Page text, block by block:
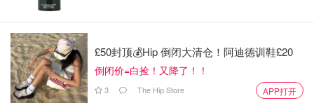
图片来自于@Extrabux，版权属于原作者
£50封顶💰Hip 倒闭大清仓！阿迪德训鞋£20
倒闭价=白捡！又降了！！
3 The Hip Store APP打开